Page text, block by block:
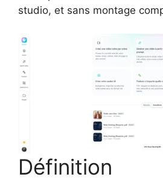
studio, et sans montage
Définition